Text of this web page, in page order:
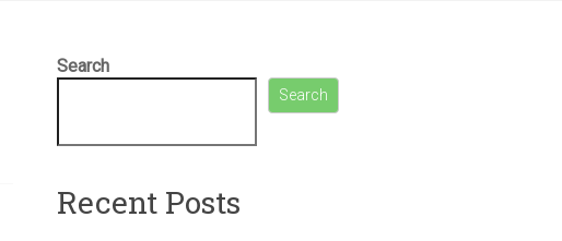
Search
Search
Recent Posts